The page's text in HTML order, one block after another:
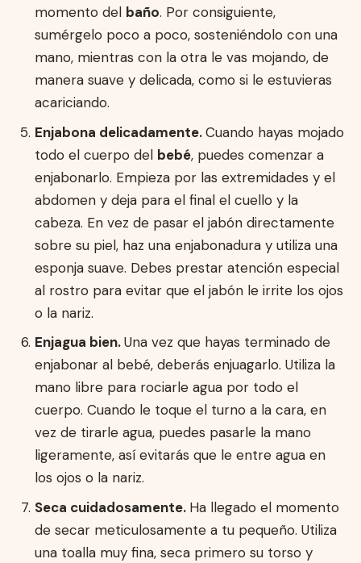
momento del baño. Por consiguiente,
sumérgelo poco a poco, sosteniéndolo con una
mano, mientras con la otra le vas mojando, de
manera suave y delicada, como si le estuvieras
acariciando.
Enjabona delicadamente.Cuando hayas mojado
todo el cuerpo del bebé, puedes comenzar a
enjabonarlo. Empieza por las extremidades y el
abdomen y deja para el final el cuello y la
cabeza. En vez de pasar el jabón directamente
sobre su piel, haz una enjabonadura y utiliza una
esponja suave. Debes prestar atención especial
al rostro para evitar que el jabón le irrite los ojos
o la nariz.
Enjagua bien.Una vez que hayas terminado de
enjabonar al bebé, deberás enjuagarlo. Utiliza la
mano libre para rociarle agua por todo el
cuerpo. Cuando le toque el turno a la cara, en
vez de tirarle agua, puedes pasarle la mano
ligeramente, así evitarás que le entre agua en
los ojos o la nariz.
Seca cuidadosamente. Ha llegado el momento
de secar meticulosamente a tu pequeño. Utiliza
una toalla muy fina, seca primero su torso y